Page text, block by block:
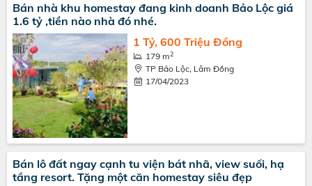
Bán nhà khu homestay đang kinh doanh Bảo Lộc giá
1.6 tỷ ,tiền nào nhà đó nhé.
1 Tỷ, 600 Triệu Đồng
179 m2
TP Bảo Lộc, Lâm Đồng
17/04/2023
Bán lô đất ngay cạnh tu viện bát nhã, view suối, hạ
tầng resort. Tặng một căn homestay siêu đẹp